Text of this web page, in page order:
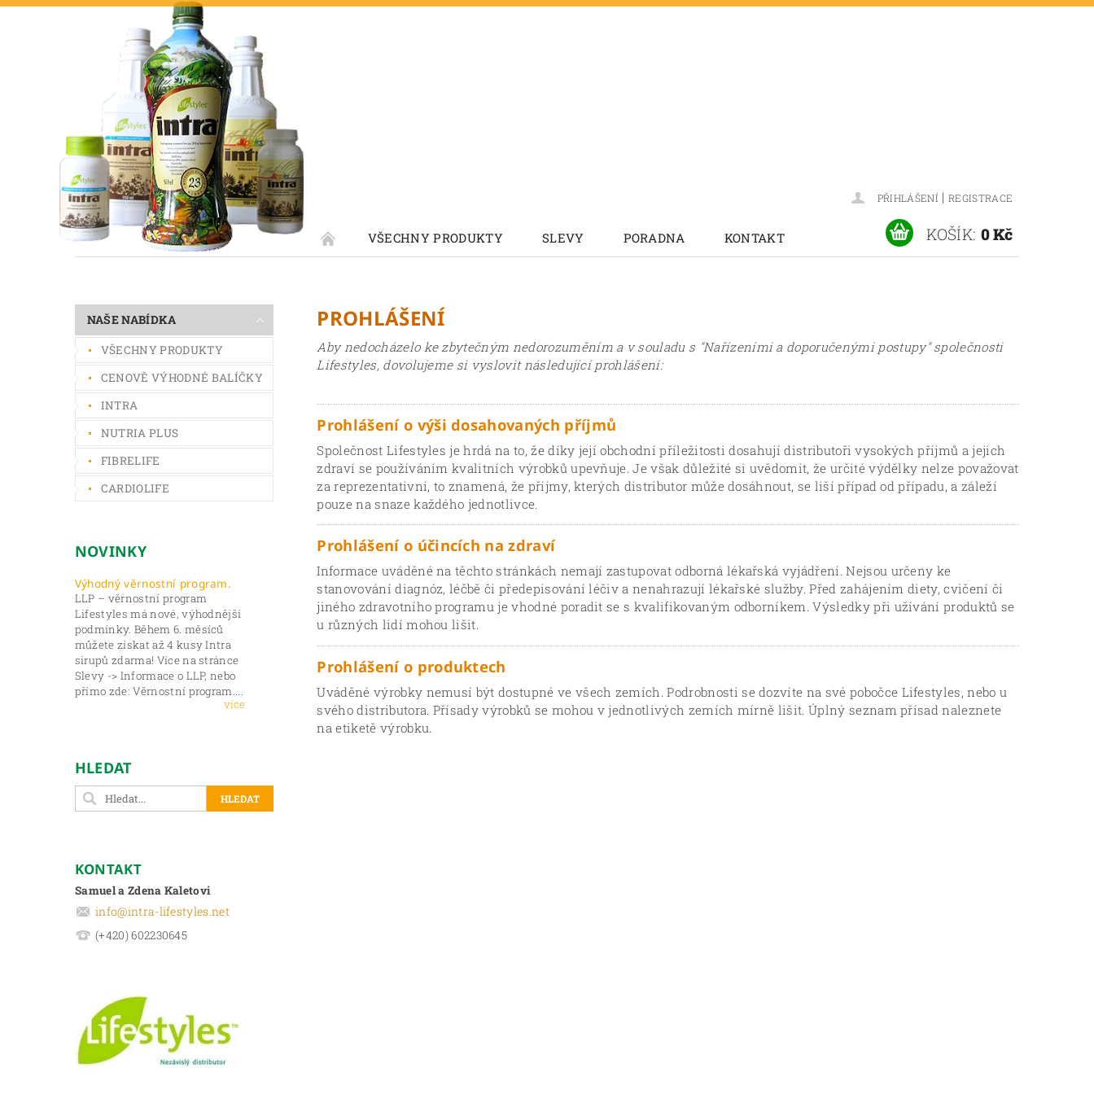
PŘIHLÁŠENÍ | REGISTRACE
KOŠÍK: 0 Kč
VŠECHNY PRODUKTY SLEVY PORADNA KONTAKT
NAŠE NABÍDKA
VŠECHNY PRODUKTY
CENOVĚ VÝHODNÉ BALÍČKY
INTRA
NUTRIA PLUS
FIBRELIFE
CARDIOLIFE
NOVINKY
Výhodný věrnostní program.
LLP – věrnostní program
Lifestyles má nové, výhodnější
podmínky. Během 6. měsíců
můžete získat až 4 kusy Intra
sirupů zdarma! Více na stránce
Slevy -> Informace o LLP, nebo
přímo zde: Věrnostní program....
více
HLEDAT
KONTAKT
Samuel a Zdena Kaletovi
info@intra-lifestyles.net
(+420) 602230645
PROHLÁŠENÍ
Aby nedocházelo ke zbytečným nedorozuměním a v souladu s "Nařízeními a doporučenými postupy" společnosti
Lifestyles, dovolujeme si vyslovit následující prohlášení:
Prohlášení o výši dosahovaných příjmů
Společnost Lifestyles je hrdá na to, že díky její obchodní příležitosti dosahují distributoři vysokých příjmů a jejich
zdraví se používáním kvalitních výrobků upevňuje. Je však důležité si uvědomit, že určité výdělky nelze považovat
za reprezentativní, to znamená, že příjmy, kterých distributor může dosáhnout, se liší případ od případu, a záleží
pouze na snaze každého jednotlivce.
Prohlášení o účincích na zdraví
Informace uváděné na těchto stránkách nemají zastupovat odborná lékařská vyjádření. Nejsou určeny ke
stanovování diagnóz, léčbě či předepisování léčiv a nenahrazují lékařské služby. Před zahájením diety, cvičení či
jiného zdravotního programu je vhodné poradit se s kvalifikovaným odborníkem. Výsledky při užívání produktů se
u různých lidí mohou lišit.
Prohlášení o produktech
Uváděné výrobky nemusí být dostupné ve všech zemích. Podrobnosti se dozvíte na své pobočce Lifestyles, nebo u
svého distributora. Přísady výrobků se mohou v jednotlivých zemích mírně lišit. Úplný seznam přísad naleznete
na etiketě výrobku.